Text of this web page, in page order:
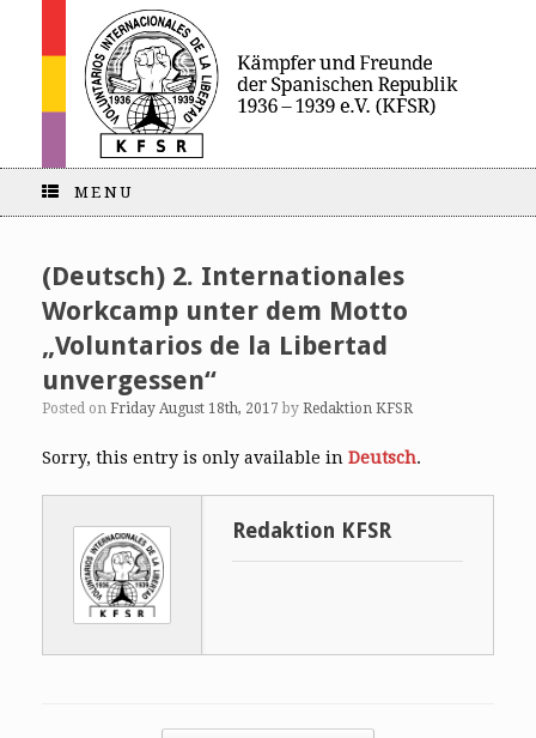
MENU
(Deutsch) 2. Internationales
Workcamp unter dem Motto
„Voluntarios de la Libertad
unvergessen“
Posted on Friday August 18th, 2017 by Redaktion KFSR
Sorry, this entry is only available in Deutsch.
Redaktion KFSR